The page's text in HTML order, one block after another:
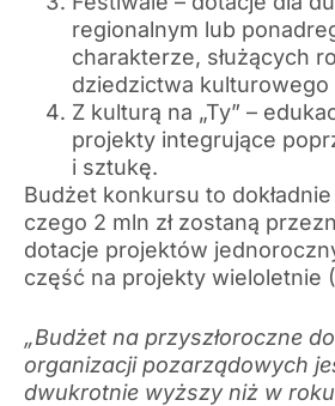
regionalnym lub
charakterze, służących
dziedzictwa kulturowego
Z kulturą na „Ty” –
projekty integrujące
i sztukę.
Budżet konkursu to dokładnie
czego 2 mln zł zostaną
dotacje projektów
część na projekty wieloletnie
„Budżet na przyszłoroczne
organizacji pozarządowych
dwukrotnie wyższy niż w roku